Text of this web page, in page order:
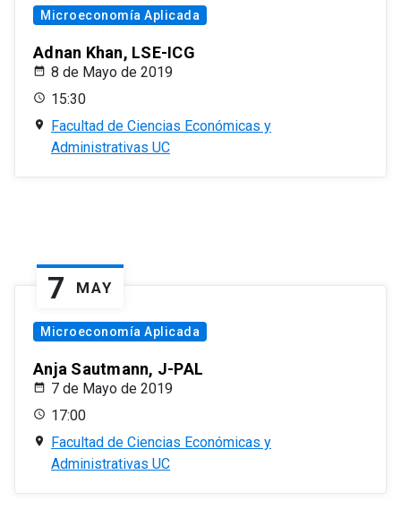
Microeconomía Aplicada
Adnan Khan, LSE-ICG
8 de Mayo de 2019
15:30
Facultad de Ciencias Económicas y
Administrativas UC
7 MAY
Microeconomía Aplicada
Anja Sautmann, J-PAL
7 de Mayo de 2019
17:00
Facultad de Ciencias Económicas y
Administrativas UC